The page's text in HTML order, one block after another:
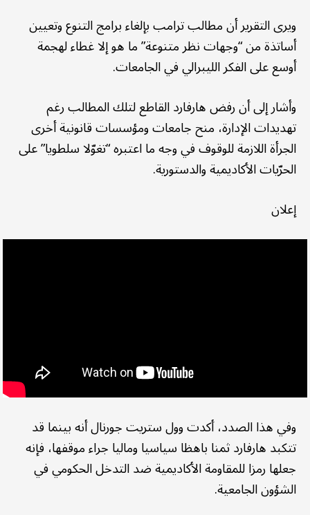
ويرى التقرير أن مطالب ترامب بإلغاء برامج التنوع وتعيين
أساتذة من “وجهات نظر متنوعة” ما هو إلا غطاء لهجمة
أوسع على الفكر الليبرالي في الجامعات.
وأشار إلى أن رفض هارفارد القاطع لتلك المطالب رغم
تهديدات الإدارة، منح جامعات ومؤسسات قانونية أخرى
الجرأة اللازمة للوقوف في وجه ما اعتبره “تغوّلا سلطويا” على
الحرّيات الأكاديمية والدستورية.
إعلان
وفي هذا الصدد، أكدت وول ستريت جورنال أنه بينما قد
تتكبد هارفارد ثمنا باهظا سياسيا وماليا جراء موقفها، فإنه
جعلها رمزا للمقاومة الأكاديمية ضد التدخل الحكومي في
الشؤون الجامعية.